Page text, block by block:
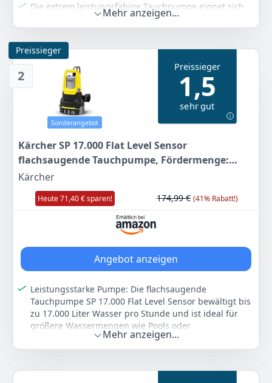
Die extrem leistungsfähige Tauchpumpe eignet sich
ideal zur Entwässerung von beispielsweise großen
Gartenteichen, überfluteten Kellern oder
überschwemmten Baugruben (max. 100 m³), da sie
stark verschmutztes Wasser (bis zu 30 mm große
Schmutzpartikel) mit bis zu 22.000 l/h zuverlässig
abpumpen kann
pumpt bis zu einer Restwasserhöhe von 35
Millimetern ab
Fördermenge max.< 22000 l/h
Material : Kunststoff
Style : Tauchpumpe
Gelb-schwarz KÄRCHER -
31900 €
Anzeigen
Mehr anzeigen...
2
Preissieger
Sonderangebot
Preissieger
1,5
sehr gut
Kärcher SP 17.000 Flat Level Sensor
flachsaugende Tauchpumpe, Fördermenge:
17.000 l/h, Eintauchtiefe: max. 7 m, für
Schmutzwasser mit Partikeln bis zu einer Größe
von 5 mm, Restwasserhöhe: 1 mm
Kärcher
Heute 71,40 € sparen! 174,99 € (41% Rabatt!)
Angebot anzeigen
Leistungsstarke Pumpe: Die flachsaugende
Tauchpumpe SP 17.000 Flat Level Sensor bewältigt bis
zu 17.000 Liter Wasser pro Stunde und ist ideal für
größere Wassermengen wie Pools oder
Überschwemmungen
Wischtrockenes Ergebnis: Die Pumpe kommt dank der
Mehr anzeigen...